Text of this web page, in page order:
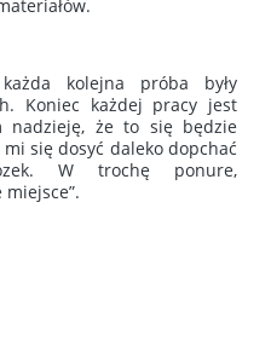
kolejna próba były
Koniec każdej pracy jest
nadzieję, że to się będzie
się dosyć daleko dopchać
W trochę ponure,